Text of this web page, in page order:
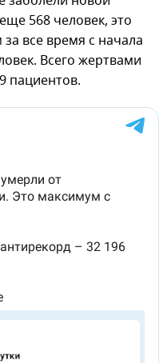
568 человек, это
все время с начала
Всего жертвами
пациентов.